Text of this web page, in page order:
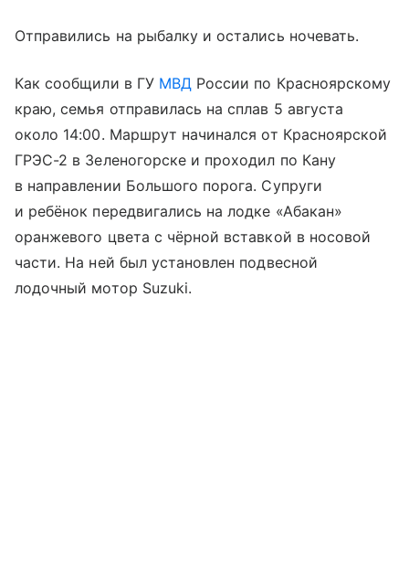
Отправились на рыбалку и остались ночевать.
Как сообщили в ГУ МВД России по Красноярскому
краю, семья отправилась на сплав 5 августа
около 14:00. Маршрут начинался от Красноярской
ГРЭС-2 в Зеленогорске и проходил по Кану
в направлении Большого порога. Супруги
и ребёнок передвигались на лодке «Абакан»
оранжевого цвета с чёрной вставкой в носовой
части. На ней был установлен подвесной
лодочный мотор Suzuki.